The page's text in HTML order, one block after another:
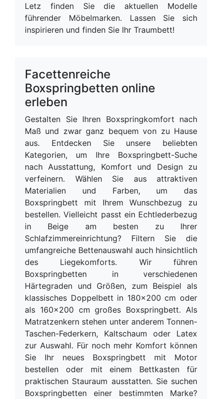
Letz finden Sie die aktuellen Modelle
führender Möbelmarken. Lassen Sie sich
inspirieren und finden Sie Ihr Traumbett!
Facettenreiche
Boxspringbetten online
erleben
Gestalten Sie Ihren Boxspringkomfort nach
Maß und zwar ganz bequem von zu Hause
aus. Entdecken Sie unsere beliebten
Kategorien, um Ihre Boxspringbett-Suche
nach Ausstattung, Komfort und Design zu
verfeinern. Wählen Sie aus attraktiven
Materialien und Farben, um das
Boxspringbett mit Ihrem Wunschbezug zu
bestellen. Vielleicht passt ein Echtlederbezug
in Beige am besten zu Ihrer
Schlafzimmereinrichtung? Filtern Sie die
umfangreiche Bettenauswahl auch hinsichtlich
des Liegekomforts. Wir führen
Boxspringbetten in verschiedenen
Härtegraden und Größen, zum Beispiel als
klassisches Doppelbett in 180x200 cm oder
als 160x200 cm großes Boxspringbett. Als
Matratzenkern stehen unter anderem Tonnen-
Taschen-Federkern, Kaltschaum oder Latex
zur Auswahl. Für noch mehr Komfort können
Sie Ihr neues Boxspringbett mit Motor
bestellen oder mit einem Bettkasten für
praktischen Stauraum ausstatten. Sie suchen
Boxspringbetten einer bestimmten Marke?